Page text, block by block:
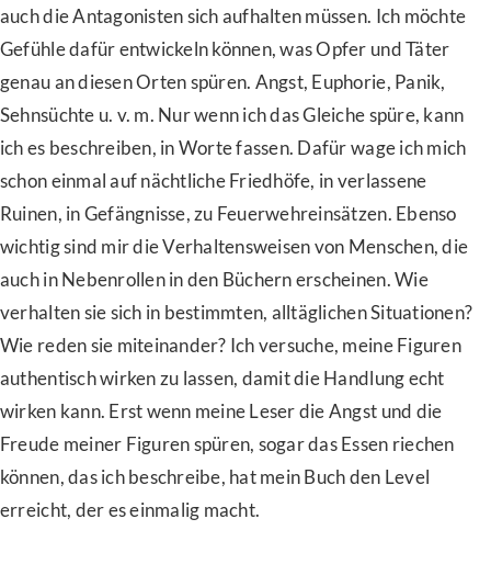
auch die Antagonisten sich aufhalten müssen. Ich möchte
Gefühle dafür entwickeln können, was Opfer und Täter
genau an diesen Orten spüren. Angst, Euphorie, Panik,
Sehnsüchte u. v. m. Nur wenn ich das Gleiche spüre, kann
ich es beschreiben, in Worte fassen. Dafür wage ich mich
schon einmal auf nächtliche Friedhöfe, in verlassene
Ruinen, in Gefängnisse, zu Feuerwehreinsätzen. Ebenso
wichtig sind mir die Verhaltensweisen von Menschen, die
auch in Nebenrollen in den Büchern erscheinen. Wie
verhalten sie sich in bestimmten, alltäglichen Situationen?
Wie reden sie miteinander? Ich versuche, meine Figuren
authentisch wirken zu lassen, damit die Handlung echt
wirken kann. Erst wenn meine Leser die Angst und die
Freude meiner Figuren spüren, sogar das Essen riechen
können, das ich beschreibe, hat mein Buch den Level
erreicht, der es einmalig macht.